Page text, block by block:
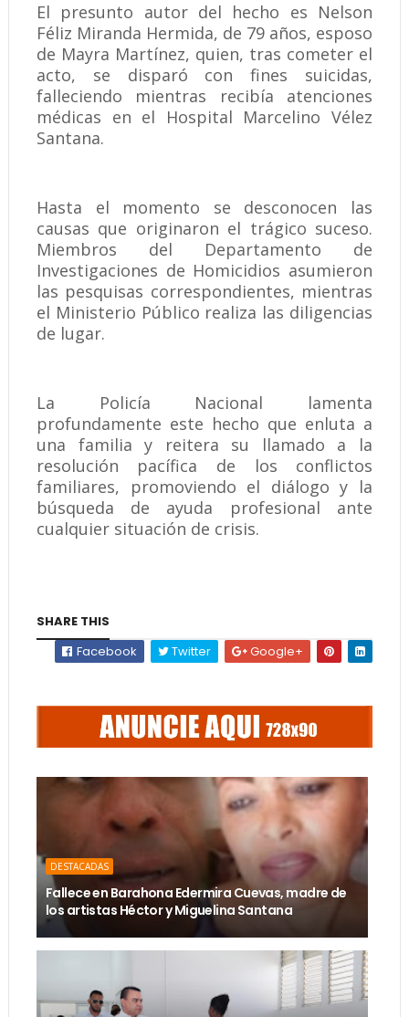
El presunto autor del hecho es Nelson
Féliz Miranda Hermida, de 79 años, esposo
de Mayra Martínez, quien, tras cometer el
acto, se disparó con fines suicidas,
falleciendo mientras recibía atenciones
médicas en el Hospital Marcelino Vélez
Santana.
Hasta el momento se desconocen las
causas que originaron el trágico suceso.
Miembros del Departamento de
Investigaciones de Homicidios asumieron
las pesquisas correspondientes, mientras
el Ministerio Público realiza las diligencias
de lugar.
La Policía Nacional lamenta
profundamente este hecho que enluta a
una familia y reitera su llamado a la
resolución pacífica de los conflictos
familiares, promoviendo el diálogo y la
búsqueda de ayuda profesional ante
cualquier situación de crisis.
SHARE THIS
Facebook
Twitter Google+
DESTACADAS
Fallece en Barahona Edermira Cuevas, madre de
los artistas Héctor y Miguelina Santana